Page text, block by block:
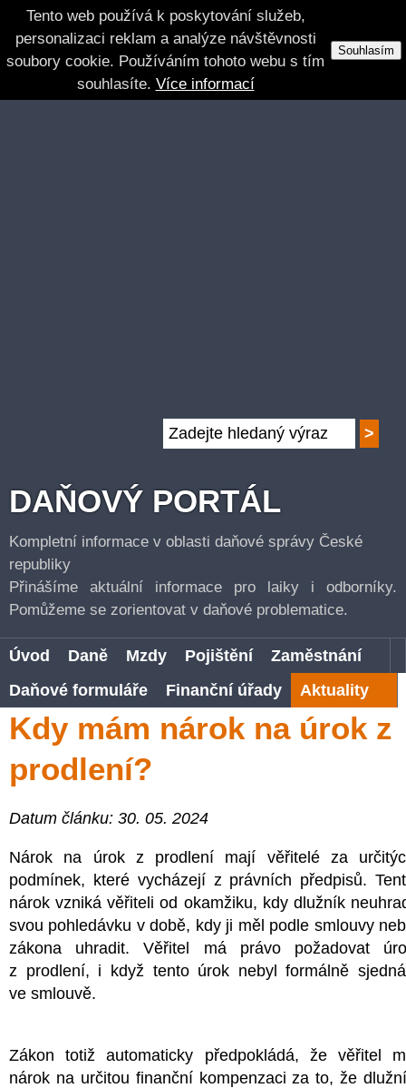
Tento web používá k poskytování služeb,
personalizaci reklam a analýze návštěvnosti
soubory cookie. Používáním tohoto webu s tím
souhlasíte. Více informací
Souhlasím
DAŇOVÝ PORTÁL
Kompletní informace v oblasti daňové správy České
republiky
Přinášíme aktuální informace pro laiky i odborníky.
Pomůžeme se zorientovat v daňové problematice.
Úvod Daně Mzdy Pojištění
Zaměstnání
Daňové formuláře
Finanční úřady Aktuality
Kdy mám nárok na úrok z
prodlení?
Datum článku: 30. 05. 2024
Nárok na úrok z prodlení mají věřitelé za
podmínek, které vycházejí z právních předpisů.
nárok vzniká věřiteli od okamžiku, kdy dlužník
svou pohledávku v době, kdy ji měl podle smlouvy
zákona uhradit. Věřitel má právo požadovat
z prodlení, i když tento úrok nebyl formálně
ve smlouvě.
Zákon totiž automaticky předpokládá, že věřitel
nárok na určitou finanční kompenzaci za to, že